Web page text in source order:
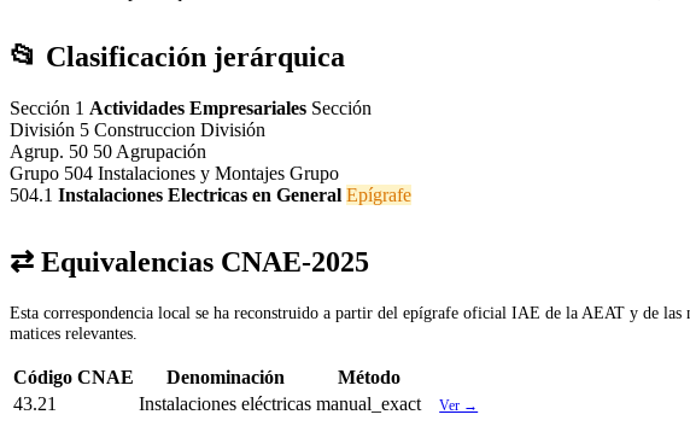
📂 Clasificación jerárquica
Sección 1 Actividades Empresariales Sección
División 5 Construccion División
Agrup. 50 50 Agrupación
Grupo 504 Instalaciones y Montajes Grupo
504.1 Instalaciones Electricas en General Epígrafe
⇄ Equivalencias CNAE-2025
Esta correspondencia local se ha reconstruido a partir del epígrafe oficial IAE de la AEAT y de
matices relevantes.
Código CNAE Denominación
Método
43.21
Instalaciones eléctricas manual_exact Ver →